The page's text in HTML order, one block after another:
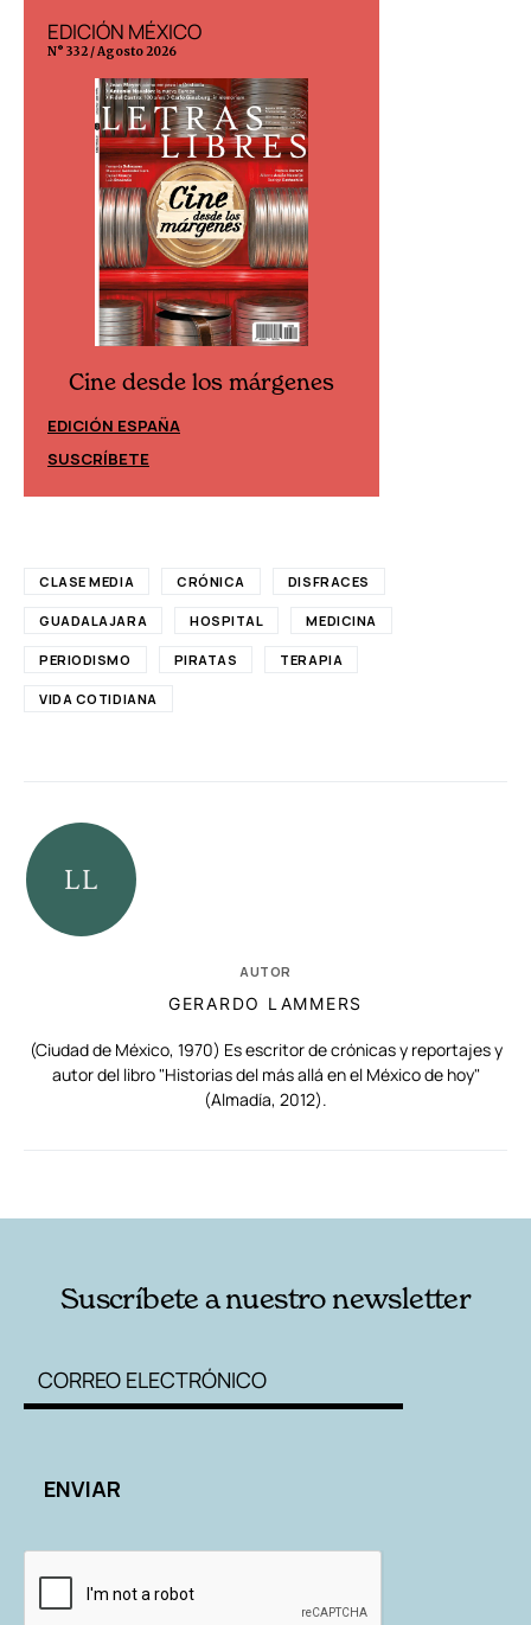
EDICIÓN MÉXICO
N° 332 / Agosto 2026
Cine desde los márgenes
EDICIÓN ESPAÑA
SUSCRÍBETE
CLASE MEDIA CRÓNICA DISFRACES
GUADALAJARA HOSPITAL MEDICINA
PERIODISMO PIRATAS TERAPIA
VIDA COTIDIANA
AUTOR
GERARDO LAMMERS
(Ciudad de México, 1970) Es escritor de crónicas y reportajes y
autor del libro "Historias del más allá en el México de hoy"
(Almadía, 2012).
Suscríbete a nuestro newsletter